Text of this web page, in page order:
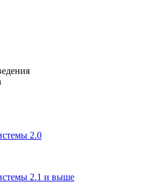
2.0
2.1 и выше